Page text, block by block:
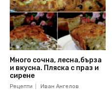
Много сочна, лесна,бърза
и вкусна. Пляска с праз и
сирене
Рецепти Иван Ангелов